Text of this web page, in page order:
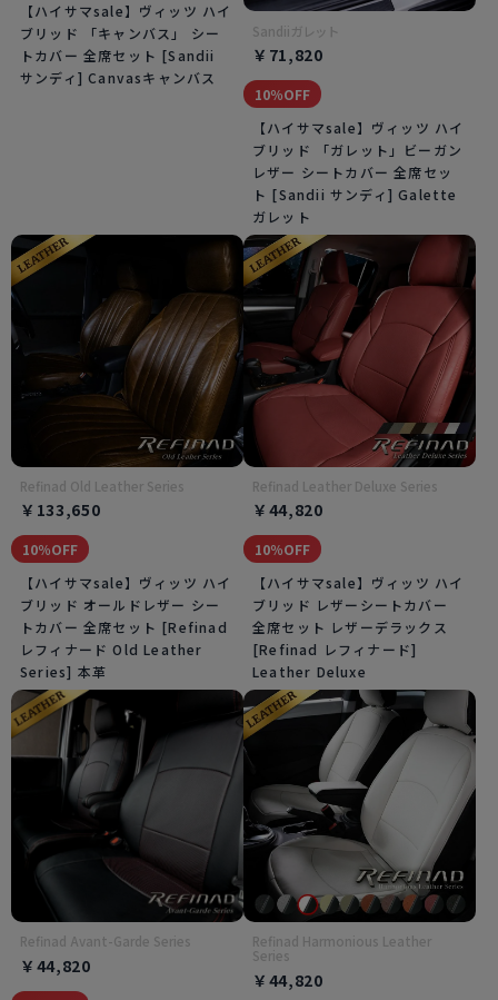
【ハイサマsale】ヴィッツ ハイ
ブリッド 「キャンバス」 シー
トカバー 全席セット [Sandii
サンディ] Canvasキャンバス
Sandiiガレット
￥71,820
10％OFF
【ハイサマsale】ヴィッツ ハイ
ブリッド 「ガレット」ビーガン
レザー シートカバー 全席セッ
ト [Sandii サンディ] Galette
ガレット
Refinad Old Leather Series
￥133,650
10％OFF
【ハイサマsale】ヴィッツ ハイ
ブリッド オールドレザー シー
トカバー 全席セット [Refinad
レフィナード Old Leather
Series] 本革
Refinad Leather Deluxe Series
￥44,820
10％OFF
【ハイサマsale】ヴィッツ ハイ
ブリッド レザーシートカバー
全席セット レザーデラックス
[Refinad レフィナード]
Leather Deluxe
Refinad Avant-Garde Series
￥44,820
Refinad Harmonious Leather
Series
￥44,820